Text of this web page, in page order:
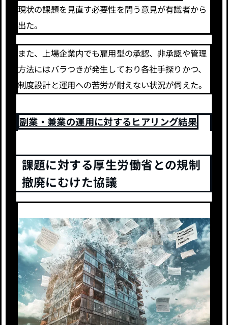
現状の課題を見直す必要性を問う意見が有識者から
出た。
また、上場企業内でも雇用型の承認、非承認や管理
方法にはバラつきが発生しており各社手探りかつ、
制度設計と運用への苦労が耐えない状況が伺えた。
副業・兼業の運用に対するヒアリング結果
課題に対する厚生労働省との規制
撤廃にむけた協議